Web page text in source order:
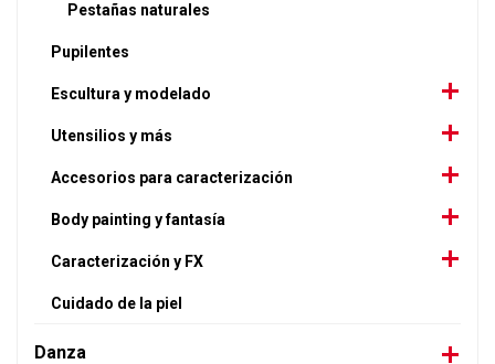
Pestañas naturales
Pupilentes
Escultura y modelado
Utensilios y más
Accesorios para caracterización
Body painting y fantasía
Caracterización y FX
Cuidado de la piel
Danza